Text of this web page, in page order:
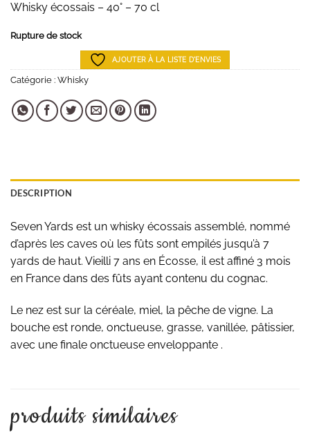
Whisky écossais – 40° – 70 cl
Rupture de stock
AJOUTER À LA LISTE D'ENVIES
Catégorie : Whisky
DESCRIPTION
Seven Yards est un whisky écossais assemblé, nommé
d’après les caves où les fûts sont empilés jusqu’à 7
yards de haut. Vieilli 7 ans en Écosse, il est affiné 3 mois
en France dans des fûts ayant contenu du cognac.
Le nez est sur la céréale, miel, la pêche de vigne. La
bouche est ronde, onctueuse, grasse, vanillée, pâtissier,
avec une finale onctueuse enveloppante .
produits similaires